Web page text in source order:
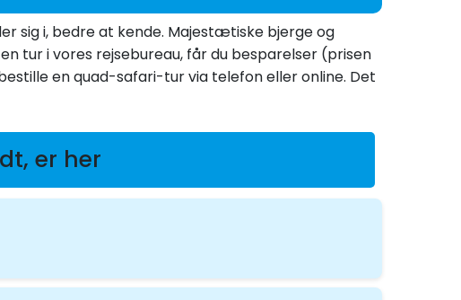
sig i, bedre at kende. Majestætiske bjerge og
tur i vores rejsebureau, får du besparelser (prisen
en quad-safari-tur via telefon eller online. Det
er her